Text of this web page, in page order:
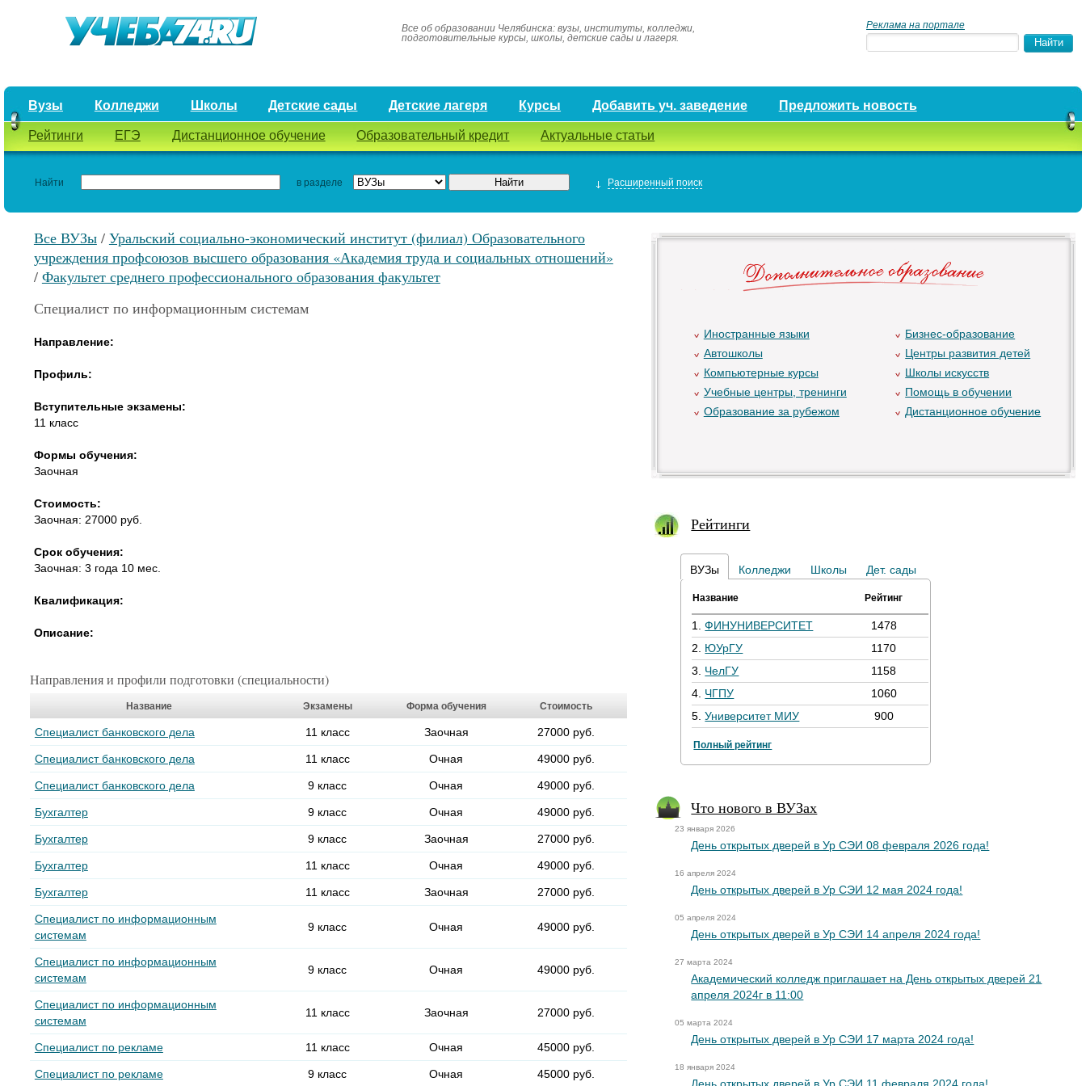
Все об образовании Челябинска: вузы, институты, колледжи,
подготовительные курсы, школы, детские сады и лагеря.
Реклама на портале
Вузы Колледжи Школы Детские сады Детские лагеря Курсы Добавить уч. заведение Предложить новость
Рейтинги ЕГЭ Дистанционное обучение Образовательный кредит Актуальные статьи
Найти в разделе Расширенный поиск
Все ВУЗы/ Уральский социально-экономический институт (филиал) Образовательного
учреждения профсоюзов высшего образования «Академия труда и социальных отношений»
/ Факультет среднего профессионального образования факультет
Специалист по информационным системам
Направление:
Профиль:
Вступительные экзамены:
11 класс
Формы обучения:
Заочная
Стоимость:
Заочная: 27000 руб.
Срок обучения:
Заочная: 3 года 10 мес.
Квалификация:
Описание:
Направления и профили подготовки (специальности)
Название Экзамены Форма обучения Стоимость
Специалист банковского дела 11 класс Заочная 27000 руб.
Специалист банковского дела 11 класс Очная 49000 руб.
Специалист банковского дела 9 класс Очная 49000 руб.
Бухгалтер 9 класс Очная 49000 руб.
Бухгалтер 9 класс Заочная 27000 руб.
Бухгалтер 11 класс Очная 49000 руб.
Бухгалтер 11 класс Заочная 27000 руб.
Специалист по информационным
системам
9 класс Очная 49000 руб.
Специалист по информационным
системам
9 класс Очная 49000 руб.
Специалист по информационным
системам
11 класс Заочная 27000 руб.
Специалист по рекламе 11 класс Очная 45000 руб.
Специалист по рекламе 9 класс Очная 45000 руб.
Иностранные языки
Автошколы
Компьютерные курсы
Учебные центры, тренинги
Образование за рубежом
Бизнес-образование
Центры развития детей
Школы искусств
Помощь в обучении
Дистанционное обучение
Рейтинги
ВУЗы Колледжи Школы Дет. сады
Название Рейтинг
1.ФИНУНИВЕРСИТЕТ
1478
2. ЮУрГУ
1170
3. ЧелГУ
1158
4. ЧГПУ
1060
5.Университет МИУ 900
Полный рейтинг
Что нового в ВУЗах
23 января 2026
День открытых дверей в Ур СЭИ 08 февраля 2026 года!
16 апреля 2024
День открытых дверей в Ур СЭИ 12 мая 2024 года!
05 апреля 2024
День открытых дверей в Ур СЭИ 14 апреля 2024 года!
27 марта 2024
Академический колледж приглашает на День открытых дверей 21
апреля 2024г в 11:00
05 марта 2024
День открытых дверей в Ур СЭИ 17 марта 2024 года!
18 января 2024